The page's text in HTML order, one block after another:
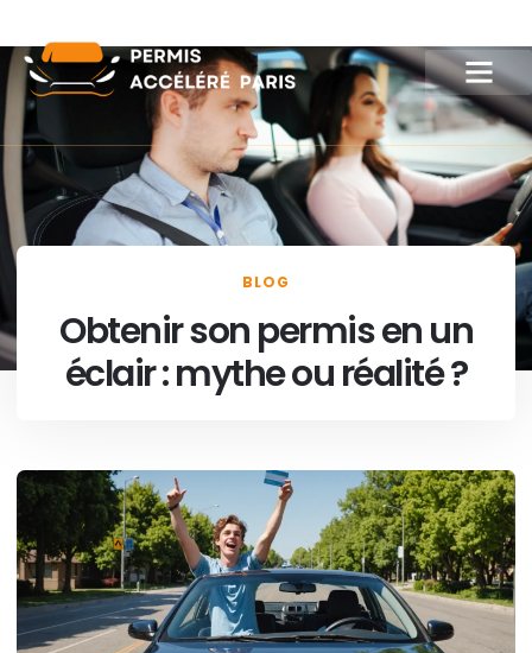
BLOG
Obtenir son permis en un
éclair : mythe ou réalité ?